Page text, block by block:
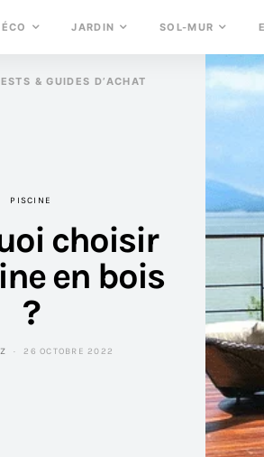
JARDIN SOL-MUR
& GUIDES D’ACHAT
PISCINE
choisir
en bois
?
26 OCTOBRE 2022